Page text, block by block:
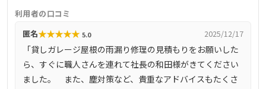
して対応し、下請け業者を介さないため、中間マージンが
発生せず、適正価格での施工が可能です。特に、雨漏り修
理や屋根の葺き替え、外壁塗装においては、最新の塗料や
技術を取り入れ、耐久性と美観を兼ね備えた仕上がりを実
現しています。和束町を含む奈良県全域および大阪府の一
利用者の口コミ
匿名★★★★★ 5.0 2025/12/17
「貸しガレージ屋根の雨漏り修理の見積もりをお願いした
ら、すぐに職人さんを連れて社長の和田様がきてください
ました。 また、塵対策など、貴重なアドバイスもたくさ